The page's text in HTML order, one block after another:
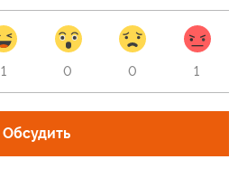
1 0 0 1
Обсудить